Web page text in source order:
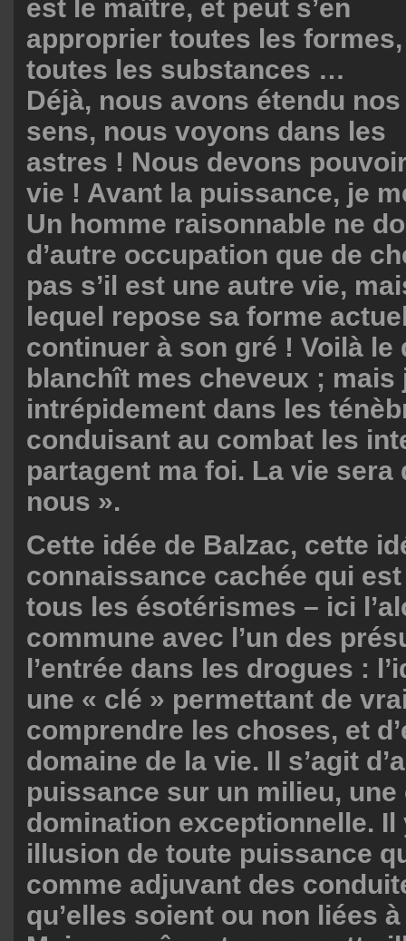
est le maître, et peut s’en
approprier toutes les formes,
toutes les substances …
Déjà, nous avons étendu nos
sens, nous voyons dans les
astres ! Nous devons
vie ! Avant la puissance, je
Un homme raisonnable ne
d’autre occupation que de
pas s’il est une autre vie,
lequel repose sa forme
continuer à son gré ! Voilà le
blanchît mes cheveux ; mais
intrépidement dans les
conduisant au combat les
partagent ma foi. La vie sera
nous ».
Cette idée de Balzac, cette
connaissance cachée qui
tous les ésotérismes – ici
commune avec l’un des
l’entrée dans les drogues :
une « clé » permettant de
comprendre les choses, et
domaine de la vie. Il s’agit
puissance sur un milieu, une
domination exceptionnelle. Il
illusion de toute puissance
comme adjuvant des
qu’elles soient ou non liées